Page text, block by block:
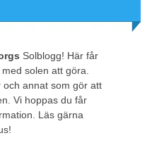
Solblogg! Här får
solen att göra.
och annat som gör att
Vi hoppas du får
Läs gärna